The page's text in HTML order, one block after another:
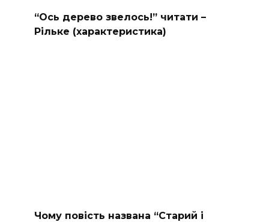
“Ось дерево звелось!” читати –
Рільке (характеристика)
Чому повість названа “Старий і